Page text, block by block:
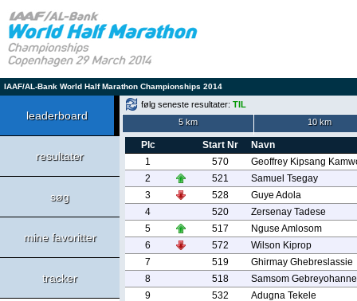
IAAF/AL-Bank World Half Marathon Championships 2014
leaderboard
resultater
søg
mine favoritter
tracker
følg seneste resultater: TIL
5 km
10 km
Plc Start Nr
Navn
1
570
Geoffrey Kipsang
2
521
Samuel Tsegay
3
528
Guye Adola
4
520
Zersenay Tadese
5
517
Nguse Amlosom
6
572
Wilson Kiprop
7
519
Ghirmay Ghebreslassie
8
518
Samsom
9
532
Adugna Tekele